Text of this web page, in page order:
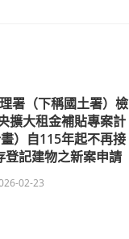
署（下稱國土署）檢
擴大租金補貼專案計
）自115年起不再接
登記建物之新案申請
02-23